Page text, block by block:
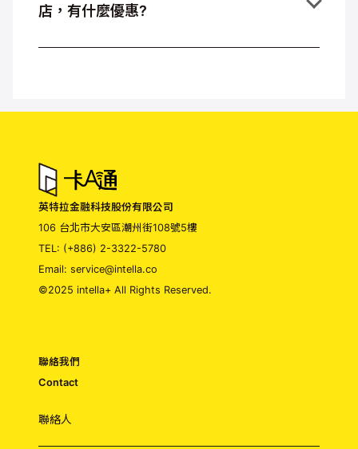
店，有什麼優惠?
英特拉金融科技股份有限公司
106 台北市大安區潮州街108號5樓
TEL: (+886) 2-3322-5780
Email: service@intella.co
©2025 intella+ All Rights Reserved.
聯絡我們
Contact
聯絡人